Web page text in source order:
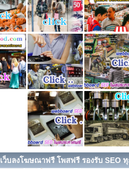
เว็บลงโฆษณาฟรี โพสฟรี รองรับ SEO